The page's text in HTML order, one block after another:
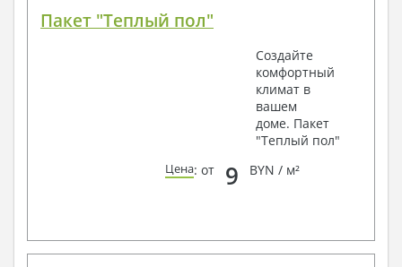
Пакет "Теплый пол"
Создайте
комфортный
климат в
вашем
доме. Пакет
"Теплый пол"
Цена: от 9 BYN / м²